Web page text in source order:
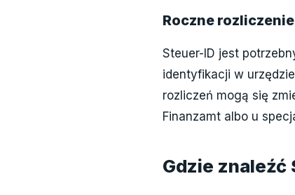
Roczne rozliczenie
Steuer-ID jest
identyfikacji w
rozliczeń mogą się
Finanzamt albo u
Gdzie znaleźć